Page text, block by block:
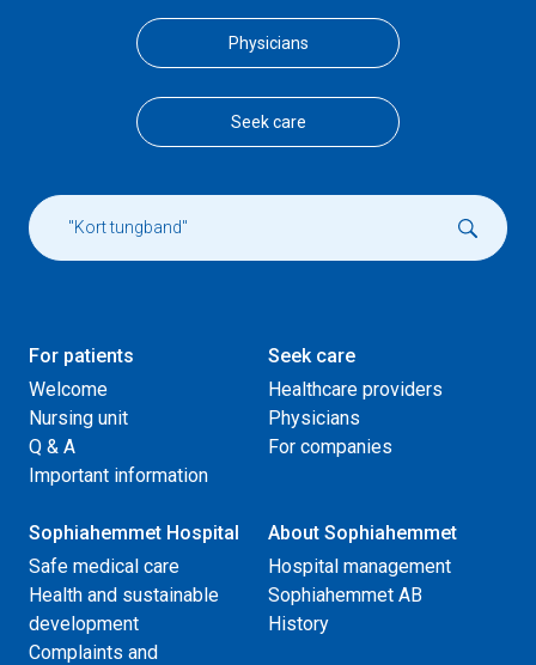
Physicians
Seek care
For patients
Welcome
Nursing unit
Q & A
Important information
Seek care
Healthcare providers
Physicians
For companies
Sophiahemmet Hospital
Safe medical care
Health and sustainable
development
Complaints and
About Sophiahemmet
Hospital management
Sophiahemmet AB
History